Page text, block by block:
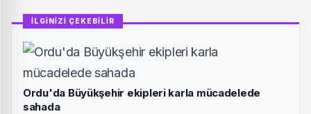
İLGİNİZİ ÇEKEBİLİR
Ordu'da Büyükşehir ekipleri karla mücadelede
sahada